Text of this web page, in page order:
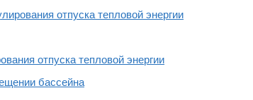
отпуска тепловой энергии
отпуска тепловой энергии
бассейна